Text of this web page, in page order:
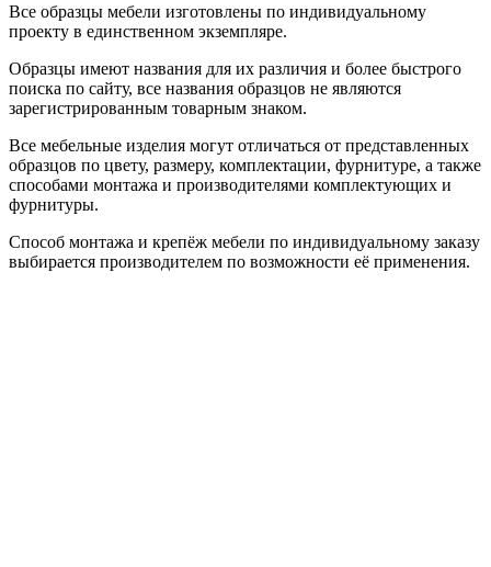
Все образцы мебели изготовлены по индивидуальному
проекту в единственном экземпляре.
Образцы имеют названия для их различия и более быстрого
поиска по сайту, все названия образцов не являются
зарегистрированным товарным знаком.
Все мебельные изделия могут отличаться от представленных
образцов по цвету, размеру, комплектации, фурнитуре, а также
способами монтажа и производителями комплектующих и
фурнитуры.
Способ монтажа и крепёж мебели по индивидуальному заказу
выбирается производителем по возможности её применения.